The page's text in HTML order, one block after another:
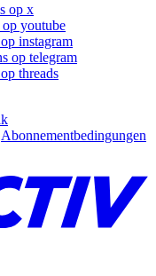
op x
youtube
instagram
op telegram
threads
Abonnementbedingungen